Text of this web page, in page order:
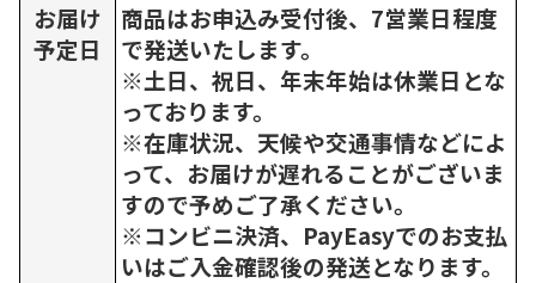
お届け
予定日
商品はお申込み受付後、7営業日程度
で発送いたします。
※土日、祝日、年末年始は休業日とな
っております。
※在庫状況、天候や交通事情などによ
って、お届けが遅れることがございま
すので予めご了承ください。
※コンビニ決済、PayEasyでのお支払
いはご入金確認後の発送となります。